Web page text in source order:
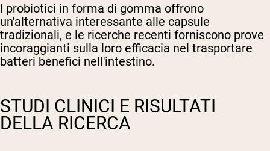
I probiotici in forma di gomma offrono
un'alternativa interessante alle capsule
tradizionali, e le ricerche recenti forniscono prove
incoraggianti sulla loro efficacia nel trasportare
batteri benefici nell'intestino.
STUDI CLINICI E RISULTATI
DELLA RICERCA